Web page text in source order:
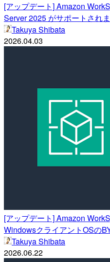
[アップデート] Amazon
Server 2025 がサポートされ
Takuya Shibata
2026.04.03
[アップデート] Amazon
WindowsクライアントOSの
Takuya Shibata
2026.06.22